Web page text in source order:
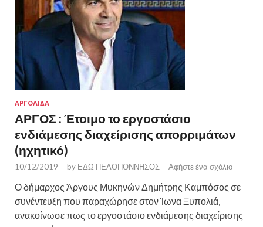
ΑΡΓΟΛΙΔΑ
ΑΡΓΟΣ : Έτοιμο το εργοστάσιο
ενδιάμεσης διαχείρισης απορριμάτων
(ηχητικό)
10/12/2019 - by ΕΔΩ ΠΕΛΟΠΟΝΝΗΣΟΣ - Αφήστε ένα σχόλιο
Ο δήμαρχος Άργους Μυκηνών Δημήτρης Καμπόσος σε
συνέντευξη που παραχώρησε στον Ίωνα Ξυπολιά,
ανακοίνωσε πως το εργοστάσιο ενδιάμεσης διαχείρισης